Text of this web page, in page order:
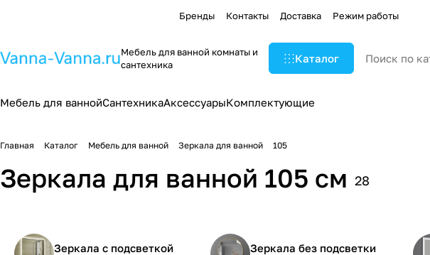
Бренды Контакты Доставка Режим работы
Мебель для ванной комнаты и
сантехника
Каталог
Мебель для ваннойСантехникаАксессуарыКомплектующие
Главная Каталог Мебель для ванной Зеркала для ванной 105
Зеркала для ванной 105 см 28
Зеркала с подсветкой Зеркала без подсветки